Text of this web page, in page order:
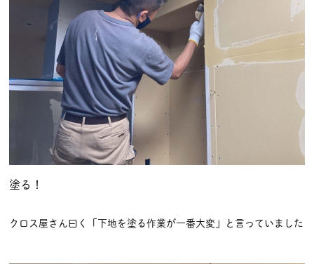
塗る！
クロス屋さん曰く「下地を塗る作業が一番大変」と言っていました